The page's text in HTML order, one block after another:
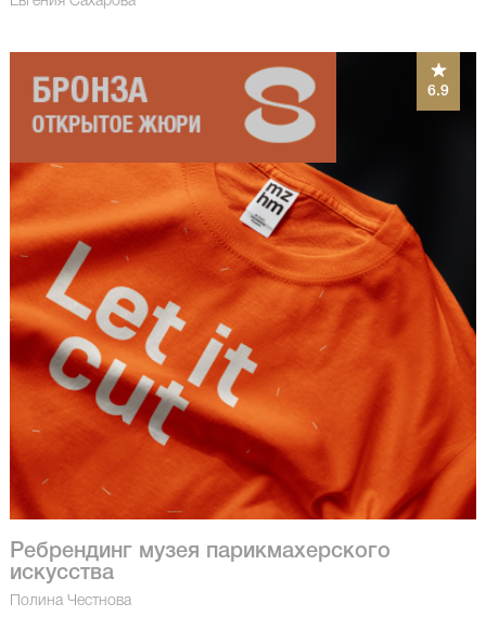
6.9
Ребрендинг музея парикмахерского
искусства
Полина Честнова